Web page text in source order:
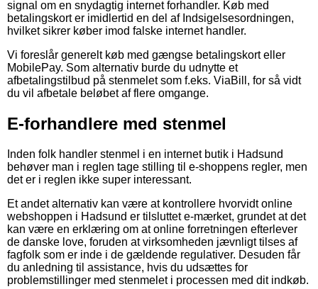
signal om en snydagtig internet forhandler. Køb med
betalingskort er imidlertid en del af Indsigelsesordningen,
hvilket sikrer køber imod falske internet handler.
Vi foreslår generelt køb med gængse betalingskort eller
MobilePay. Som alternativ burde du udnytte et
afbetalingstilbud på stenmelet som f.eks. ViaBill, for så vidt
du vil afbetale beløbet af flere omgange.
E-forhandlere med stenmel
Inden folk handler stenmel i en internet butik i Hadsund
behøver man i reglen tage stilling til e-shoppens regler, men
det er i reglen ikke super interessant.
Et andet alternativ kan være at kontrollere hvorvidt online
webshoppen i Hadsund er tilsluttet e-mærket, grundet at det
kan være en erklæring om at online forretningen efterlever
de danske love, foruden at virksomheden jævnligt tilses af
fagfolk som er inde i de gældende regulativer. Desuden får
du anledning til assistance, hvis du udsættes for
problemstillinger med stenmelet i processen med dit indkøb.